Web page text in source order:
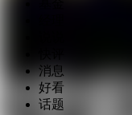
消息
好看
话题